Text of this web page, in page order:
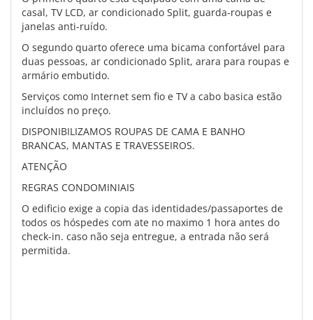
casal, TV LCD, ar condicionado Split, guarda-roupas e
janelas anti-ruído.
O segundo quarto oferece uma bicama confortável para
duas pessoas, ar condicionado Split, arara para roupas e
armário embutido.
Serviços como Internet sem fio e TV a cabo basica estão
incluídos no preço.
DISPONIBILIZAMOS ROUPAS DE CAMA E BANHO
BRANCAS, MANTAS E TRAVESSEIROS.
ATENÇÃO
REGRAS CONDOMINIAIS
O edificio exige a copia das identidades/passaportes de
todos os hóspedes com ate no maximo 1 hora antes do
check-in. caso não seja entregue, a entrada não será
permitida.